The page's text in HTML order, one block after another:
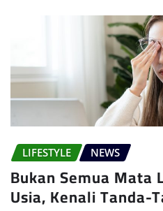
LIFESTYLE NEWS
Bukan Semua Mata
Usia, Kenali Tanda-